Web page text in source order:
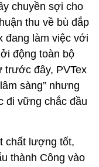
chuyền sợi cho
thu về bù đắp
đang làm việc với
động toàn bộ
trước đây, PVTex
sàng” nhưng
đi vững chắc đầu
chất lượng tốt,
thành Công vào